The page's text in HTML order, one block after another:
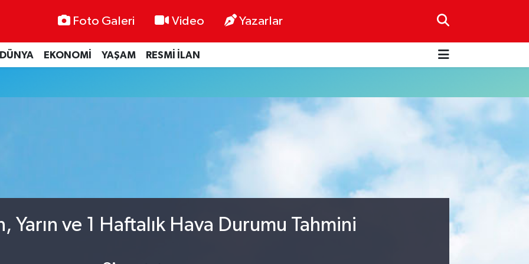
Foto Galeri Video Yazarlar
DÜNYA EKONOMİ YAŞAM RESMİ İLAN
Yarın ve 1 Haftalık Hava Durumu Tahmini